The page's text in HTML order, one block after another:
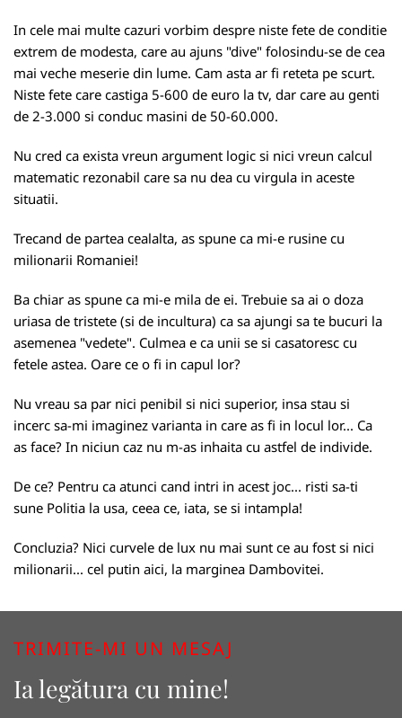
In cele mai multe cazuri vorbim despre niste fete de conditie
extrem de modesta, care au ajuns "dive" folosindu-se de cea
mai veche meserie din lume. Cam asta ar fi reteta pe scurt.
Niste fete care castiga 5-600 de euro la tv, dar care au genti
de 2-3.000 si conduc masini de 50-60.000.
Nu cred ca exista vreun argument logic si nici vreun calcul
matematic rezonabil care sa nu dea cu virgula in aceste
situatii.
Trecand de partea cealalta, as spune ca mi-e rusine cu
milionarii Romaniei!
Ba chiar as spune ca mi-e mila de ei. Trebuie sa ai o doza
uriasa de tristete (si de incultura) ca sa ajungi sa te bucuri la
asemenea "vedete". Culmea e ca unii se si casatoresc cu
fetele astea. Oare ce o fi in capul lor?
Nu vreau sa par nici penibil si nici superior, insa stau si
incerc sa-mi imaginez varianta in care as fi in locul lor... Ca
as face? In niciun caz nu m-as inhaita cu astfel de individe.
De ce? Pentru ca atunci cand intri in acest joc... risti sa-ti
sune Politia la usa, ceea ce, iata, se si intampla!
Concluzia? Nici curvele de lux nu mai sunt ce au fost si nici
milionarii... cel putin aici, la marginea Dambovitei.
TRIMITE-MI UN MESAJ
Ia legătura cu mine!